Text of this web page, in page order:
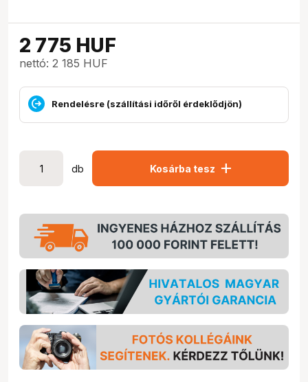
2 775 HUF
nettó: 2 185 HUF
Rendelésre (szállítási időről érdeklődjön)
db Kosárba tesz add